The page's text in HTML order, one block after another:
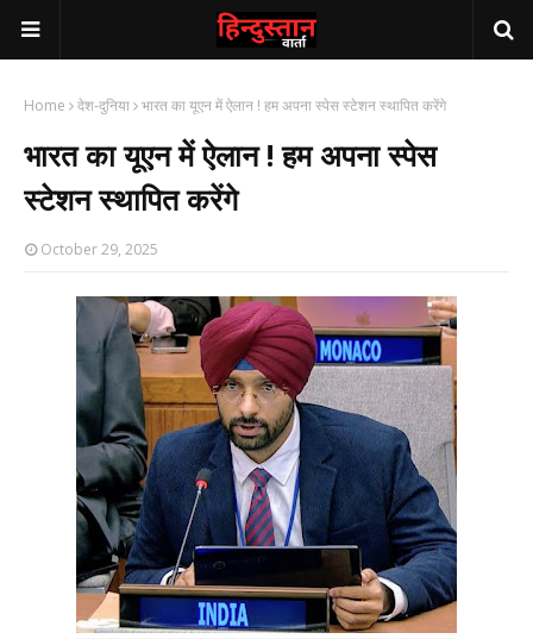
Home देश-दुनिया भारत का यूएन में ऐलान ! हम अपना स्पेस स्टेशन स्थापित करेंगे
भारत का यूएन में ऐलान ! हम अपना स्पेस
स्टेशन स्थापित करेंगे
October 29, 2025